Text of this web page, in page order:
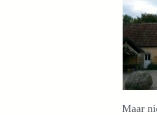
Maar